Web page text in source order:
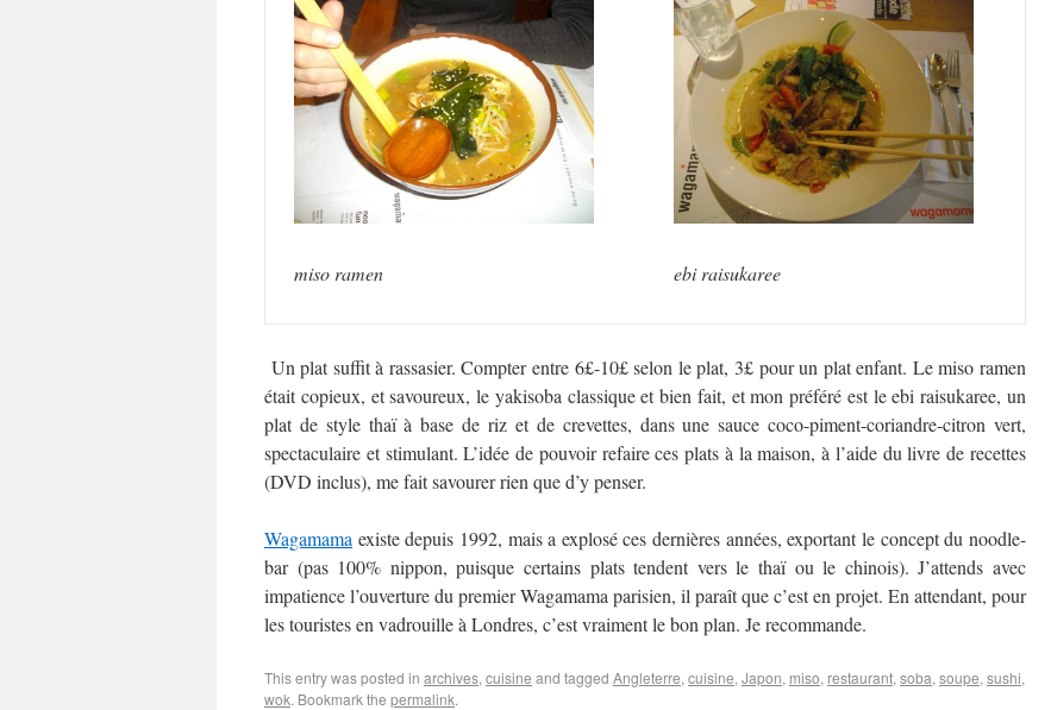
miso ramen ebi raisukaree
Un plat suffit à rassasier. Compter entre 6£-10£ selon le plat, 3£ pour un plat enfant. Le miso ramen
était copieux, et savoureux, le yakisoba classique et bien fait, et mon préféré est le ebi raisukaree, un
plat de style thaï à base de riz et de crevettes, dans une sauce coco-piment-coriandre-citron vert,
spectaculaire et stimulant. L’idée de pouvoir refaire ces plats à la maison, à l’aide du livre de recettes
(DVD inclus), me fait savourer rien que d’y penser.
Wagamama existe depuis 1992, mais a explosé ces dernières années, exportant le concept du noodle-
bar (pas 100% nippon, puisque certains plats tendent vers le thaï ou le chinois). J’attends avec
impatience l’ouverture du premier Wagamama parisien, il paraît que c’est en projet. En attendant, pour
les touristes en vadrouille à Londres, c’est vraiment le bon plan. Je recommande.
This entry was posted in archives, cuisine and tagged Angleterre, cuisine, Japon, miso, restaurant, soba, soupe, sushi,
wok. Bookmark the permalink.